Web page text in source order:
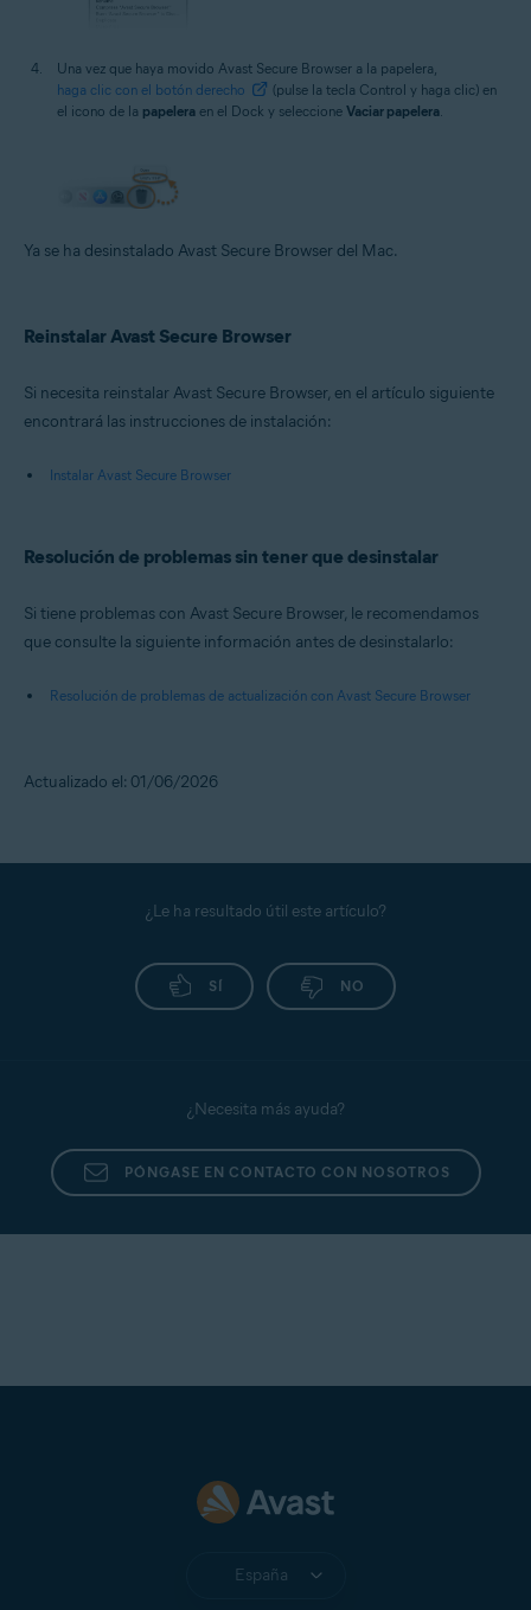
Una vez que haya movido Avast Secure Browser a la papelera,
haga clic con el botón derecho
(pulse la tecla Control y haga clic) en
el icono de la papelera en el Dock y seleccione Vaciar papelera
Ya se ha desinstalado Avast Secure Browser del Mac.
Reinstalar Avast Secure Browser
Si necesita reinstalar Avast Secure Browser, en el artículo siguiente
encontrará las instrucciones de instalación:
Instalar Avast Secure Browser
Resolución de problemas sin tener que desinstalar
Si tiene problemas con Avast Secure Browser, le recomendamos
que consulte la siguiente información antes de desinstalarlo:
Resolución de problemas de actualización con Avast Secure Browser
Actualizado el: 01/06/2026
¿Le ha resultado útil este artículo?
SÍ NO
¿Necesita más ayuda?
PÓNGASE EN CONTACTO CON NOSOTROS
España